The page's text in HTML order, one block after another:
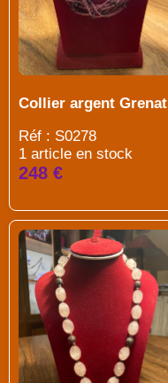
Collier argent Grenat
Réf : S0278
1 article en stock
248 €